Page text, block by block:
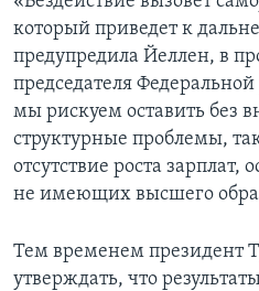
который приведет к
предупредила Йеллен, в
председателя
мы рискуем оставить без
структурные проблемы,
отсутствие роста зарплат,
не имеющих высшего
Тем временем президент
утверждать, что